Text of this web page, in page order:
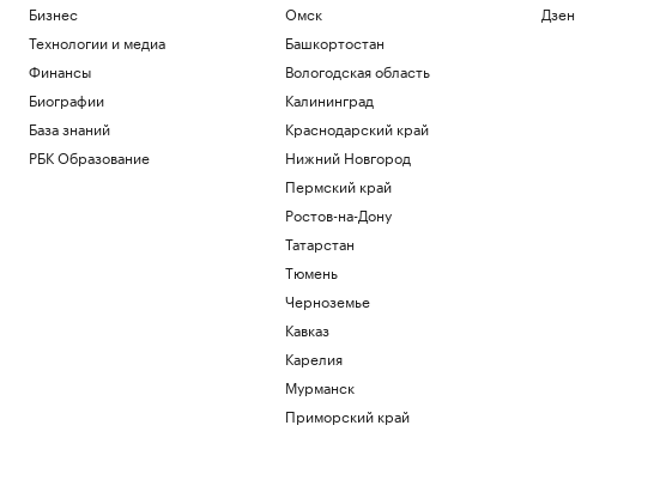
Бизнес
Технологии и медиа
Финансы
Биографии
База знаний
РБК Образование
Омск
Башкортостан
Вологодская область
Калининград
Краснодарский край
Нижний Новгород
Пермский край
Ростов-на-Дону
Татарстан
Тюмень
Черноземье
Кавказ
Карелия
Мурманск
Приморский край
Дзен